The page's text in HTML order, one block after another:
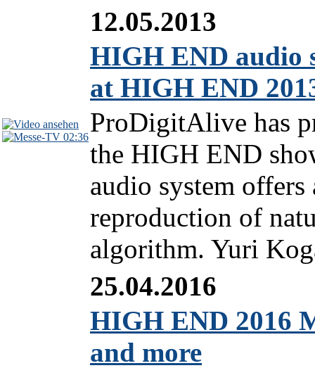
02:36
12.05.2013
HIGH END audio
at HIGH END
ProDigitAlive has
the HIGH END
audio system
reproduction of
algorithm. Yuri
25.04.2016
HIGH END 2016
and more